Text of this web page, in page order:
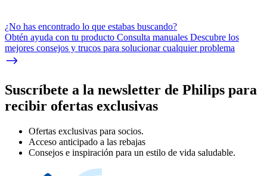
¿No has encontrado lo que estabas buscando?
Obtén ayuda con tu producto Consulta manuales Descubre los
mejores consejos y trucos para solucionar cualquier problema
Suscríbete a la newsletter de Philips para
recibir ofertas exclusivas
Ofertas exclusivas para socios.
Acceso anticipado a las rebajas
Consejos e inspiración para un estilo de vida saludable.